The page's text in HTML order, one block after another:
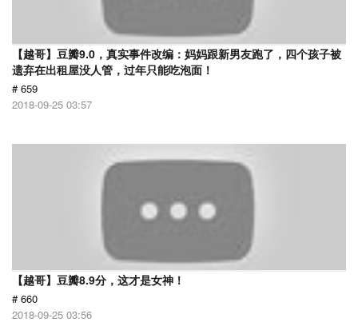
【越哥】豆瓣9.0，真实事件改编：妈妈跟新男友跑了，四个孩子被
遗弃在出租屋没人管，过年只能吃泡面！
# 659
2018-09-25 03:57
【越哥】豆瓣8.9分，这才是女神！
# 660
2018-09-25 03:56